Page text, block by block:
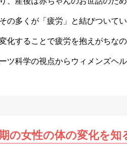
の多くが「疲労」と結びついて
化することで疲労を抱えがちな
ツ科学の視点からウィメンズヘ
の女性の体の変化を知